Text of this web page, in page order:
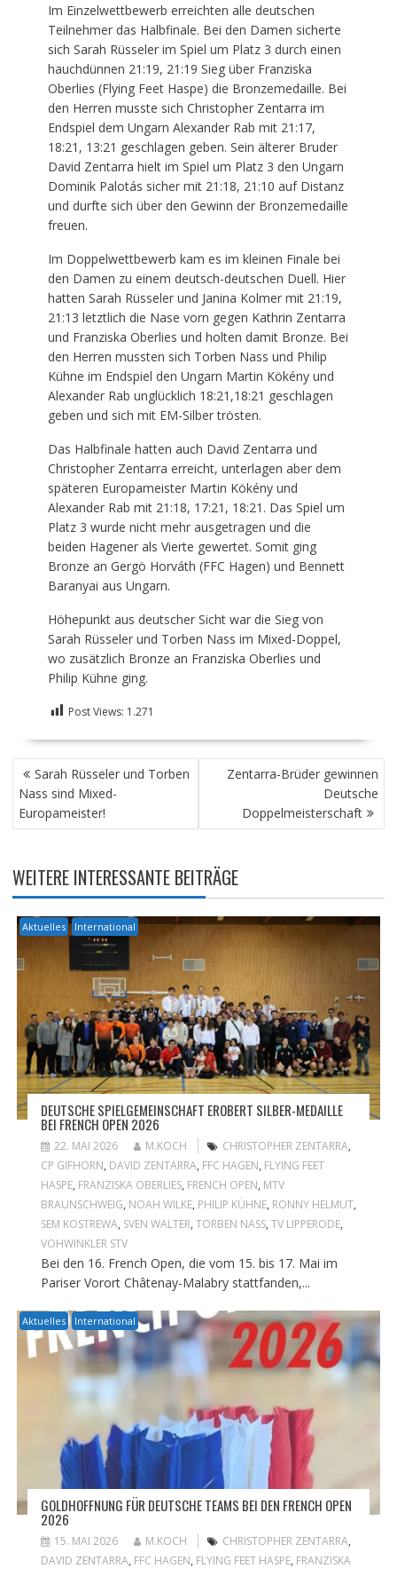
Im Einzelwettbewerb erreichten alle deutschen
Teilnehmer das Halbfinale. Bei den Damen sicherte
sich Sarah Rüsseler im Spiel um Platz 3 durch einen
hauchdünnen 21:19, 21:19 Sieg über Franziska
Oberlies (Flying Feet Haspe) die Bronzemedaille. Bei
den Herren musste sich Christopher Zentarra im
Endspiel dem Ungarn Alexander Rab mit 21:17,
18:21, 13:21 geschlagen geben. Sein älterer Bruder
David Zentarra hielt im Spiel um Platz 3 den Ungarn
Dominik Palotás sicher mit 21:18, 21:10 auf Distanz
und durfte sich über den Gewinn der Bronzemedaille
freuen.
Im Doppelwettbewerb kam es im kleinen Finale bei
den Damen zu einem deutsch-deutschen Duell. Hier
hatten Sarah Rüsseler und Janina Kolmer mit 21:19,
21:13 letztlich die Nase vorn gegen Kathrin Zentarra
und Franziska Oberlies und holten damit Bronze. Bei
den Herren mussten sich Torben Nass und Philip
Kühne im Endspiel den Ungarn Martin Kökény und
Alexander Rab unglücklich 18:21,18:21 geschlagen
geben und sich mit EM-Silber trösten.
Das Halbfinale hatten auch David Zentarra und
Christopher Zentarra erreicht, unterlagen aber dem
späteren Europameister Martin Kökény und
Alexander Rab mit 21:18, 17:21, 18:21. Das Spiel um
Platz 3 wurde nicht mehr ausgetragen und die
beiden Hagener als Vierte gewertet. Somit ging
Bronze an Gergö Horváth (FFC Hagen) und Bennett
Baranyai aus Ungarn.
Höhepunkt aus deutscher Sicht war die Sieg von
Sarah Rüsseler und Torben Nass im Mixed-Doppel,
wo zusätzlich Bronze an Franziska Oberlies und
Philip Kühne ging.
Post Views: 1.271
BEITRAGSNAVIGATION
Sarah Rüsseler und Torben
Nass sind Mixed-
Europameister!
Zentarra-Brüder gewinnen
Deutsche
Doppelmeisterschaft
WEITERE INTERESSANTE BEITRÄGE
Aktuelles International
DEUTSCHE SPIELGEMEINSCHAFT EROBERT SILBER-MEDAILLE
BEI FRENCH OPEN 2026
22. MAI 2026 M.KOCH CHRISTOPHER ZENTARRA,
CP GIFHORN, DAVID ZENTARRA, FFC HAGEN, FLYING FEET
HASPE, FRANZISKA OBERLIES, FRENCH OPEN, MTV
BRAUNSCHWEIG, NOAH WILKE, PHILIP KÜHNE, RONNY HELMUT,
SEM KOSTREWA, SVEN WALTER, TORBEN NASS, TV LIPPERODE,
VOHWINKLER STV
Bei den 16. French Open, die vom 15. bis 17. Mai im
Pariser Vorort Châtenay-Malabry stattfanden,...
Aktuelles International
GOLDHOFFNUNG FÜR DEUTSCHE TEAMS BEI DEN FRENCH OPEN
2026
15. MAI 2026 M.KOCH CHRISTOPHER ZENTARRA,
DAVID ZENTARRA, FFC HAGEN, FLYING FEET HASPE, FRANZISKA